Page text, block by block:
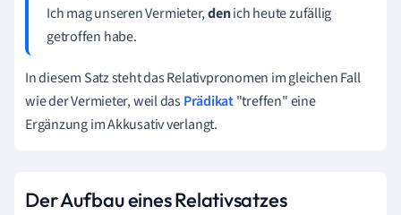
Ich mag unseren Vermieter,denich heute zufällig
getroffen habe.
In diesem Satz steht das Relativpronomen im gleichen Fall
wie der Vermieter, weil dasPrädikat"treffen" eine
Ergänzung im Akkusativ verlangt.
Der Aufbau eines Relativsatzes